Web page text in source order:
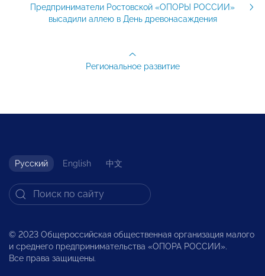
Предприниматели Ростовской «ОПОРЫ РОССИИ»
высадили аллею в День древонасаждения
Региональное развитие
Русский English 中文
© 2023 Общероссийская общественная организация малого
и среднего предпринимательства «ОПОРА РОССИИ».
Все права защищены.